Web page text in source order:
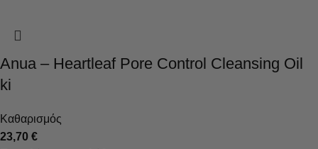
Anua – Heartleaf Pore Control Cleansing Oil
ki
Καθαρισμός
23,70 €